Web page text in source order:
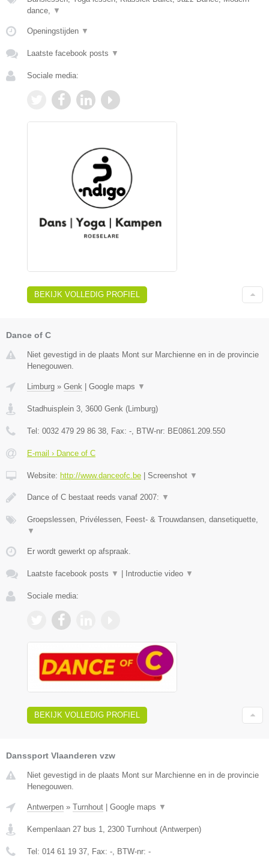
dance,
▼
Openingstijden ▼
Laatste facebook posts ▼
Sociale media:
BEKIJK VOLLEDIG PROFIEL
Dance of C
Niet gevestigd in de plaats Mont sur Marchienne en in de provincie
Henegouwen.
Limburg » Genk | Google maps ▼
Stadhuisplein 3 3600 Genk (Limburg)
Tel: 0032 479 29 86 38 , Fax: - , BTW-nr: BE0861.209.550
E-mail › Dance of C
Website: http://www.danceofc.be | Screenshot ▼
Dance of C bestaat reeds vanaf 2007: ▼
Groepslessen, Privélessen, Feest- & Trouwdansen, dansetiquette,
▼
Er wordt gewerkt op afspraak.
Laatste facebook posts ▼ | Introductie video ▼
Sociale media:
BEKIJK VOLLEDIG PROFIEL
Danssport Vlaanderen vzw
Niet gevestigd in de plaats Mont sur Marchienne en in de provincie
Henegouwen.
Antwerpen » Turnhout Google maps ▼
Kempenlaan 27 bus 1 2300 Turnhout (Antwerpen)
Tel: 014 61 19 37 , Fax: - , BTW-nr: -